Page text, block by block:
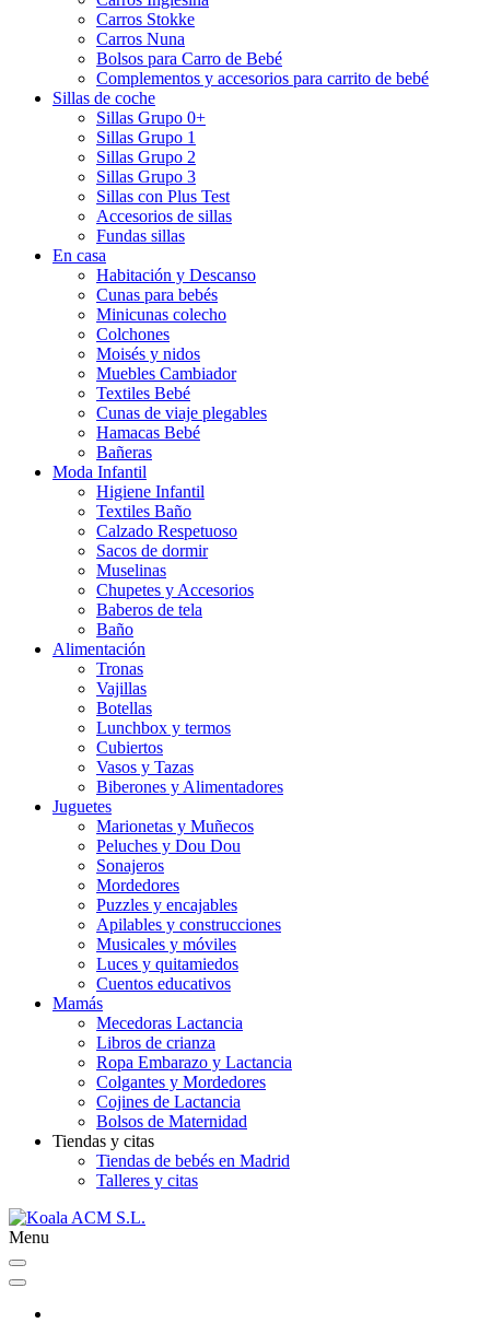
Carros Stokke
Carros Nuna
Bolsos para Carro de Bebé
Complementos y accesorios para carrito de bebé
Sillas de coche
Sillas Grupo 0+
Sillas Grupo 1
Sillas Grupo 2
Sillas Grupo 3
Sillas con Plus Test
Accesorios de sillas
Fundas sillas
En casa
Habitación y Descanso
Cunas para bebés
Minicunas colecho
Colchones
Moisés y nidos
Muebles Cambiador
Textiles Bebé
Cunas de viaje plegables
Hamacas Bebé
Bañeras
Moda Infantil
Higiene Infantil
Textiles Baño
Calzado Respetuoso
Sacos de dormir
Muselinas
Chupetes y Accesorios
Baberos de tela
Baño
Alimentación
Tronas
Vajillas
Botellas
Lunchbox y termos
Cubiertos
Vasos y Tazas
Biberones y Alimentadores
Juguetes
Marionetas y Muñecos
Peluches y Dou Dou
Sonajeros
Mordedores
Puzzles y encajables
Apilables y construcciones
Musicales y móviles
Luces y quitamiedos
Cuentos educativos
Mamás
Mecedoras Lactancia
Libros de crianza
Ropa Embarazo y Lactancia
Colgantes y Mordedores
Cojines de Lactancia
Bolsos de Maternidad
Tiendas y citas
Tiendas de bebés en Madrid
Talleres y citas
Menu